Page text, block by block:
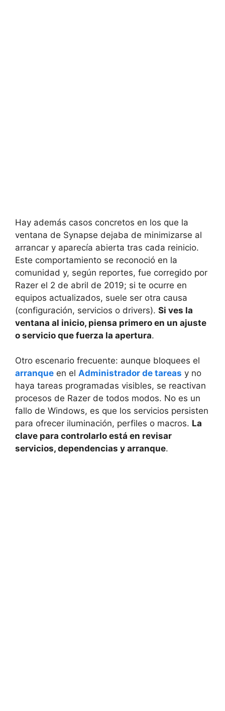
Hay además casos concretos en los que la
ventana de Synapse dejaba de minimizarse al
arrancar y aparecía abierta tras cada reinicio.
Este comportamiento se reconoció en la
comunidad y, según reportes, fue corregido por
Razer el 2 de abril de 2019; si te ocurre en
equipos actualizados, suele ser otra causa
(configuración, servicios o drivers). Si ves la
ventana al inicio, piensa primero en un ajuste
o servicio que fuerza la apertura.
Otro escenario frecuente: aunque bloquees el
arranque en el Administrador de tareas y no
haya tareas programadas visibles, se reactivan
procesos de Razer de todos modos. No es un
fallo de Windows, es que los servicios persisten
para ofrecer iluminación, perfiles o macros. La
clave para controlarlo está en revisar
servicios, dependencias y arranque.